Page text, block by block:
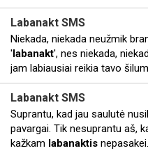
Labanakt SMS
Niekada, niekada neužmik
'labanakt', nes niekada,
jam labiausiai reikia tavo
Labanakt SMS
Suprantu, kad jau saulutė
pavargai. Tik nesuprantu aš,
kažkam labanaktis nepasakei.